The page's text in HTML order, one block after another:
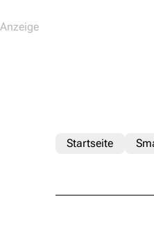
Startseite